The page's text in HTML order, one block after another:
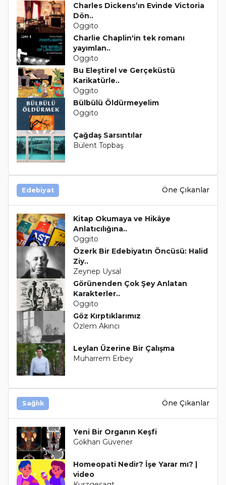
Charles Dickens’ın Evinde Victoria
Dön..
Oggito
Charlie Chaplin'in tek romanı
yayımlan..
Oggito
Bu Eleştirel ve Gerçeküstü
Karikatürle..
Oggito
Bülbülü Öldürmeyelim
Oggito
Çağdaş Sarsıntılar
Bülent Topbaş
Edebiyat Öne Çıkanlar
Kitap Okumaya ve Hikâye
Anlatıcılığına..
Oggito
Özerk Bir Edebiyatın Öncüsü: Halid
Ziy..
Zeynep Uysal
Görünenden Çok Şey Anlatan
Karakterler..
Oggito
Göz Kırptıklarımız
Özlem Akıncı
Leylan Üzerine Bir Çalışma
Muharrem Erbey
Sağlık Öne Çıkanlar
Yeni Bir Organın Keşfi
Gökhan Güvener
Homeopati Nedir? İşe Yarar mı? |
video